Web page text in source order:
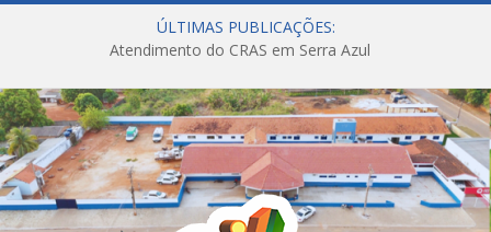
ÚLTIMAS PUBLICAÇÕES:
Atendimento do CRAS em Serra Azul